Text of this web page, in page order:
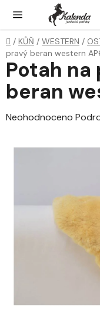
obsah
Domů
/ KŮŇ / WESTERN /
pravý beran western
Potah
beran
Průměrné
produktu
Neohodnoceno